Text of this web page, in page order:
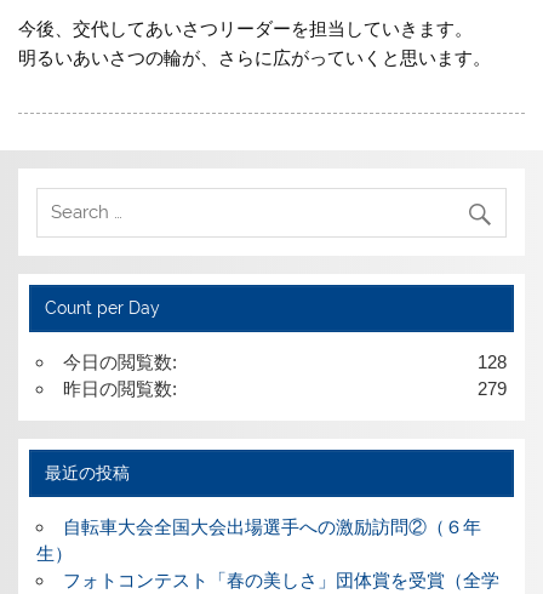
今後、交代してあいさつリーダーを担当していきます。
明るいあいさつの輪が、さらに広がっていくと思います。
Count per Day
128
今日の閲覧数:
279
昨日の閲覧数:
最近の投稿
自転車大会全国大会出場選手への激励訪問②（６年
生）
フォトコンテスト「春の美しさ」団体賞を受賞（全学